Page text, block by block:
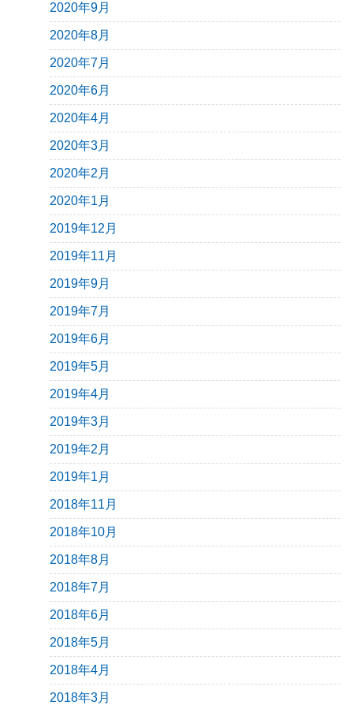
2020年9月
2020年8月
2020年7月
2020年6月
2020年4月
2020年3月
2020年2月
2020年1月
2019年12月
2019年11月
2019年9月
2019年7月
2019年6月
2019年5月
2019年4月
2019年3月
2019年2月
2019年1月
2018年11月
2018年10月
2018年8月
2018年7月
2018年6月
2018年5月
2018年4月
2018年3月